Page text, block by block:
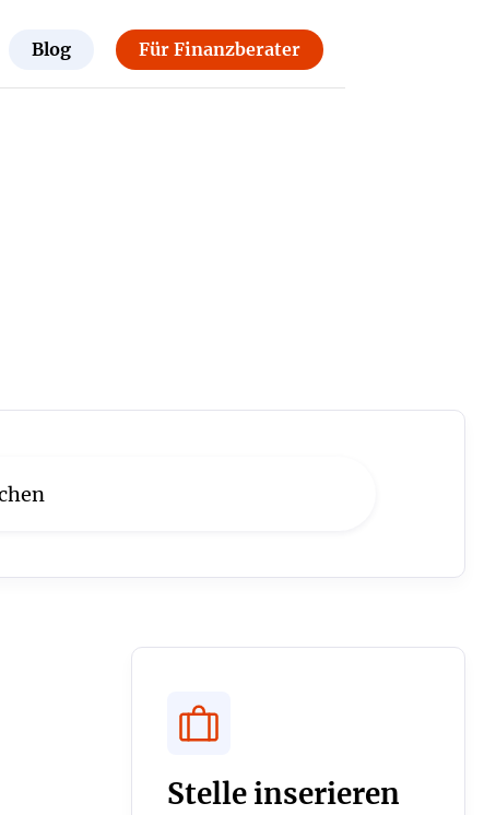
Blog Für Finanzberater
Stelle inserieren